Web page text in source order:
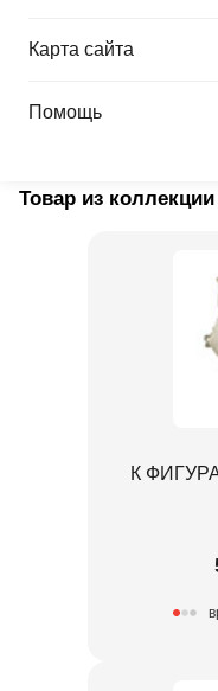
Карта сайта
Помощь
говорит что-то
трогательного
— не просто
заботу. Они сделаны
который безвреден
праздник нотку
Товар из коллекции
К ФИГУРА